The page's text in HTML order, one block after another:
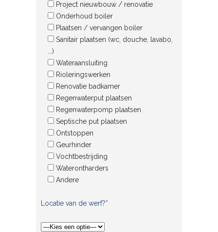
Project nieuwbouw / renovatie
Onderhoud boiler
Plaatsen / vervangen boiler
Sanitair plaatsen (wc, douche, lavabo,
...)
Wateraansluiting
Rioleringswerken
Renovatie badkamer
Regenwaterput plaatsen
Regenwaterpomp plaatsen
Septische put plaatsen
Ontstoppen
Geurhinder
Vochtbestrijding
Waterontharders
Andere
Locatie van de werf?*